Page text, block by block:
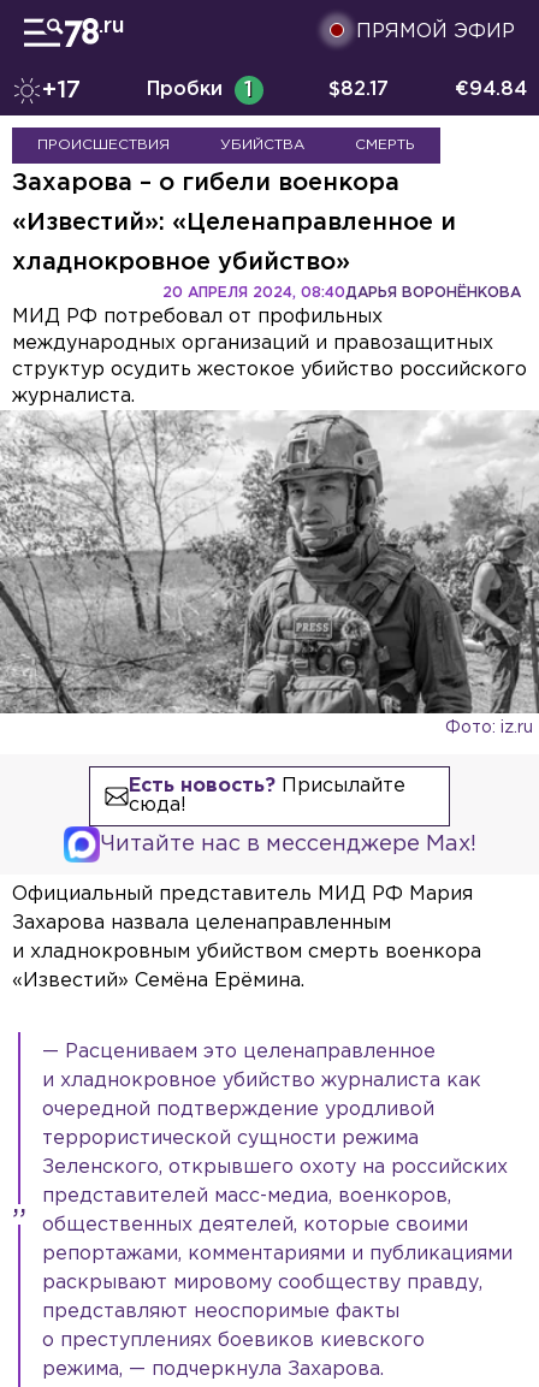
ПРЯМОЙ ЭФИР
+17 Пробки 1 $82.17 €94.84
ПРОИСШЕСТВИЯ УБИЙСТВА СМЕРТЬ
Захарова – о гибели военкора
«Известий»: «Целенаправленное и
хладнокровное убийство»
ДАРЬЯ ВОРОНЁНКОВА
20 АПРЕЛЯ 2024, 08:40
МИД РФ потребовал от профильных
международных организаций и правозащитных
структур осудить жестокое убийство российского
журналиста.
Фото: iz.ru
Есть новость?Присылайте
сюда!
Читайте нас в мессенджере Max!
Официальный представитель МИД РФ Мария
Захарова назвала целенаправленным
и хладнокровным убийством смерть военкора
«Известий» Семёна Ерёмина.
— Расцениваем это целенаправленное
и хладнокровное убийство журналиста как
очередной подтверждение уродливой
террористической сущности режима
Зеленского, открывшего охоту на российских
представителей масс-медиа, военкоров,
общественных деятелей, которые своими
репортажами, комментариями и публикациями
раскрывают мировому сообществу правду,
представляют неоспоримые факты
о преступлениях боевиков киевского
режима, — подчеркнула Захарова.